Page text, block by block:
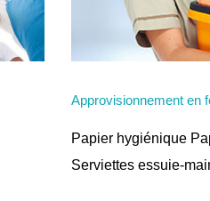
Approvisionnement en
Papier hygiénique
Serviettes essuie-